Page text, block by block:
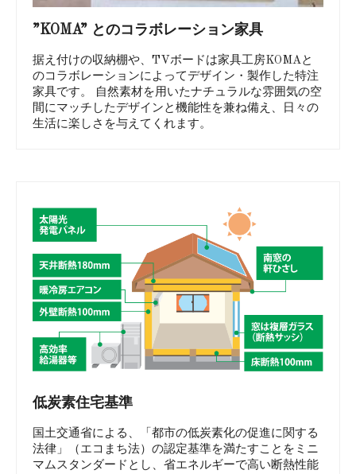
”KOMA” とのコラボレーション家具
据え付けの収納棚や、TVボードは家具工房KOMAと
のコラボレーションによってデザイン・製作した特注
家具です。 自然素材を用いたナチュラルな雰囲気の空
間にマッチしたデザインと機能性を兼ね備え、日々の
生活に楽しさを与えてくれます。
低炭素住宅基準
国土交通省による、「都市の低炭素化の促進に関する
法律」（エコまち法）の認定基準を満たすことをミニ
マムスタンダードとし、省エネルギーで高い断熱性能